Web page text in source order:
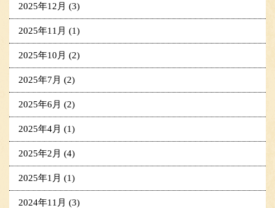
2025年12月 (3)
2025年11月 (1)
2025年10月 (2)
2025年7月 (2)
2025年6月 (2)
2025年4月 (1)
2025年2月 (4)
2025年1月 (1)
2024年11月 (3)